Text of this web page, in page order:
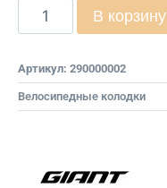
В корзину
Артикул: 290000002
Велосипедные колодки